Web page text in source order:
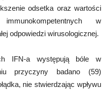
odsetka oraz wartości
w
odpowiedzi wirusologicznej.
IFN-a występują bóle w
przyczyny badano (59)
nie stwierdzając wpływu